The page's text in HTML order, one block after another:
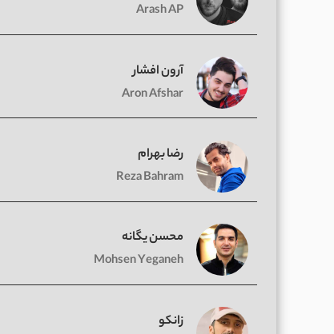
Arash AP
آرون افشار
Aron Afshar
رضا بهرام
Reza Bahram
محسن یگانه
Mohsen Yeganeh
زانکو